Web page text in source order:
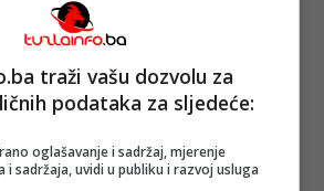
Bosne i
traži vašu dozvolu za
podataka za sljedeće:
oglašavanje i sadržaj, mjerenje
i sadržaja, uvidi u publiku i razvoj usluga